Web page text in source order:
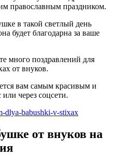
православным праздником.
в такой светлый день
будет благодарна за ваше
много поздравлений для
от внуков.
вам самым красивым и
или через соцсети.
от внуков на